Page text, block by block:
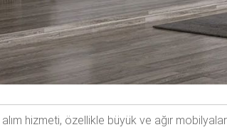
hizmeti, özellikle büyük ve ağır